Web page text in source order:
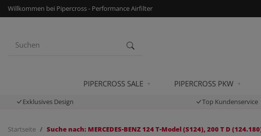
Willkommen bei Pipercross - Performance Airfilter
PIPERCROSS SALE PIPERCROSS PKW
Exklusives Design Top Kundenservice
Startseite Suche nach: MERCEDES-BENZ 124 T-Model (S124), 200 T D